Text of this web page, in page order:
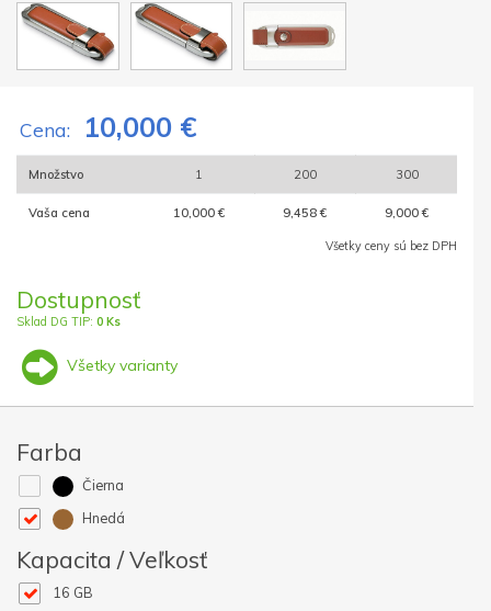
Cena: 10,000 €
Množstvo 1 200 300
Vaša cena 10,000 € 9,458 € 9,000 €
Všetky ceny sú bez DPH
Dostupnosť
Sklad DG TIP: 0 Ks
Všetky varianty
Farba
Čierna
Hnedá
Kapacita / Veľkosť
16 GB